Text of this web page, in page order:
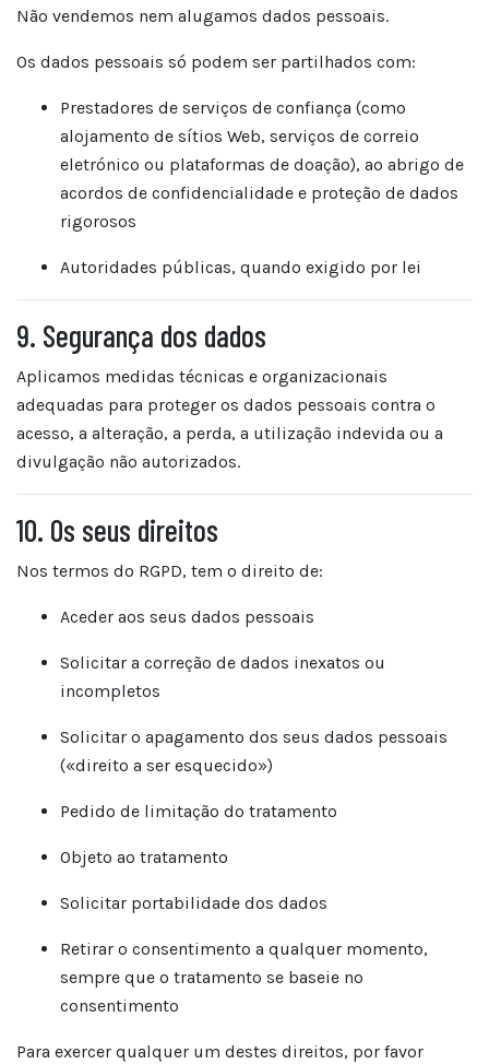
Não vendemos nem alugamos dados pessoais.
Os dados pessoais só podem ser partilhados com:
Prestadores de serviços de confiança (como
alojamento de sítios Web, serviços de correio
eletrónico ou plataformas de doação), ao abrigo de
acordos de confidencialidade e proteção de dados
rigorosos
Autoridades públicas, quando exigido por lei
9. Segurança dos dados
Aplicamos medidas técnicas e organizacionais
adequadas para proteger os dados pessoais contra o
acesso, a alteração, a perda, a utilização indevida ou a
divulgação não autorizados.
10. Os seus direitos
Nos termos do RGPD, tem o direito de:
Aceder aos seus dados pessoais
Solicitar a correção de dados inexatos ou
incompletos
Solicitar o apagamento dos seus dados pessoais
(«direito a ser esquecido»)
Pedido de limitação do tratamento
Objeto ao tratamento
Solicitar portabilidade dos dados
Retirar o consentimento a qualquer momento,
sempre que o tratamento se baseie no
consentimento
Para exercer qualquer um destes direitos, por favor